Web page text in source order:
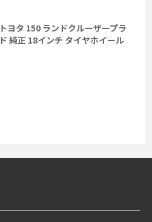
トヨタ 150 ランドクルーザープラ
ド 純正 18インチ タイヤホイール